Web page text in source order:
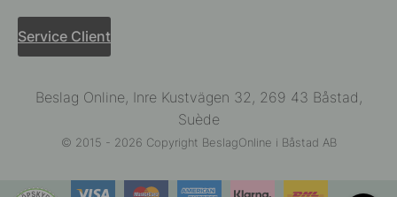
Service Client
Beslag Online, Inre Kustvägen 32, 269 43 Båstad,
Suède
© 2015 - 2026 Copyright BeslagOnline i Båstad AB